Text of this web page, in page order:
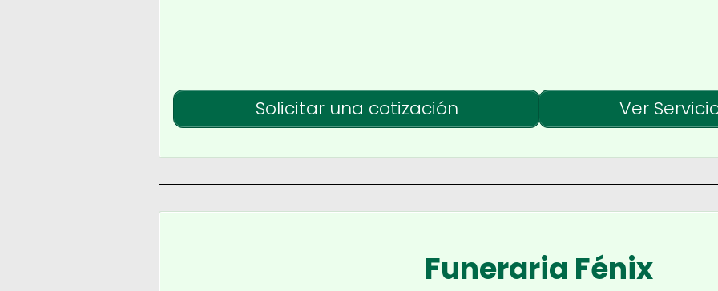
Solicitar una cotización Ver
Funeraria Fénix